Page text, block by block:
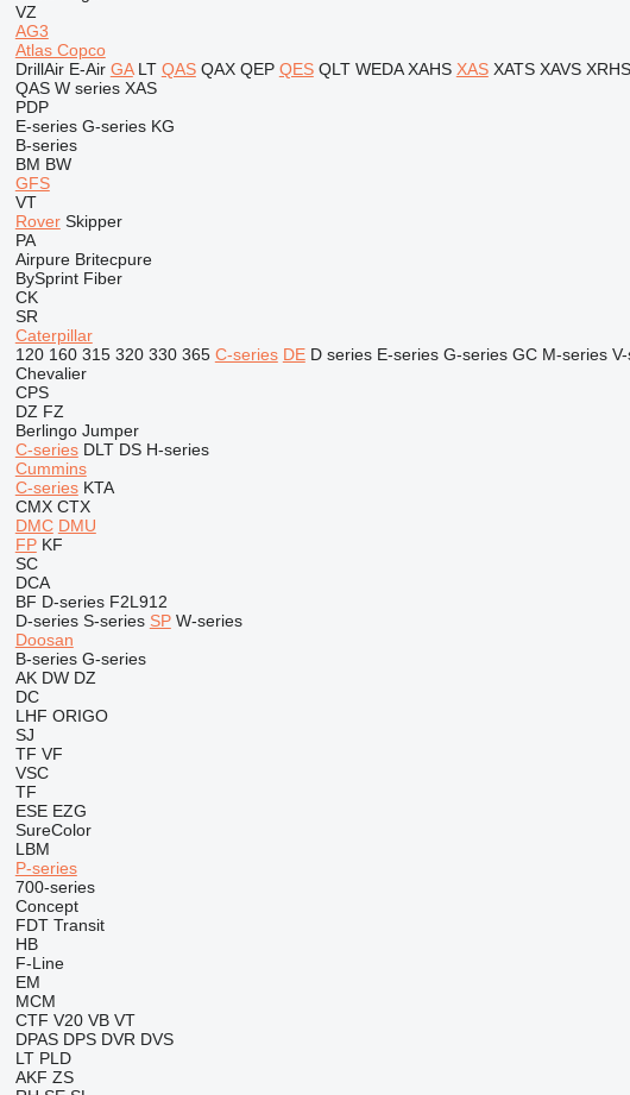
VZ
AG3
Atlas Copco
DrillAir E-Air GA LT QAS QAX QEP QES QLT WEDA XAHS XAS XATS XAVS XRHS
QAS W series XAS
PDP
E-series G-series KG
B-series
BM BW
GFS
VT
Rover Skipper
PA
Airpure Britecpure
BySprint Fiber
CK
SR
Caterpillar
120 160 315 320 330 365 C-series DE D series E-series G-series GC M-series
Chevalier
CPS
DZ FZ
Berlingo Jumper
C-series DLT DS H-series
Cummins
C-series KTA
CMX CTX
DMC DMU
FP KF
SC
DCA
BF D-series F2L912
D-series S-series SP W-series
Doosan
B-series G-series
AK DW DZ
DC
LHF ORIGO
SJ
TF VF
VSC
TF
ESE EZG
SureColor
LBM
P-series
700-series
Concept
FDT Transit
HB
F-Line
EM
MCM
CTF V20 VB VT
DPAS DPS DVR DVS
LT PLD
AKF ZS